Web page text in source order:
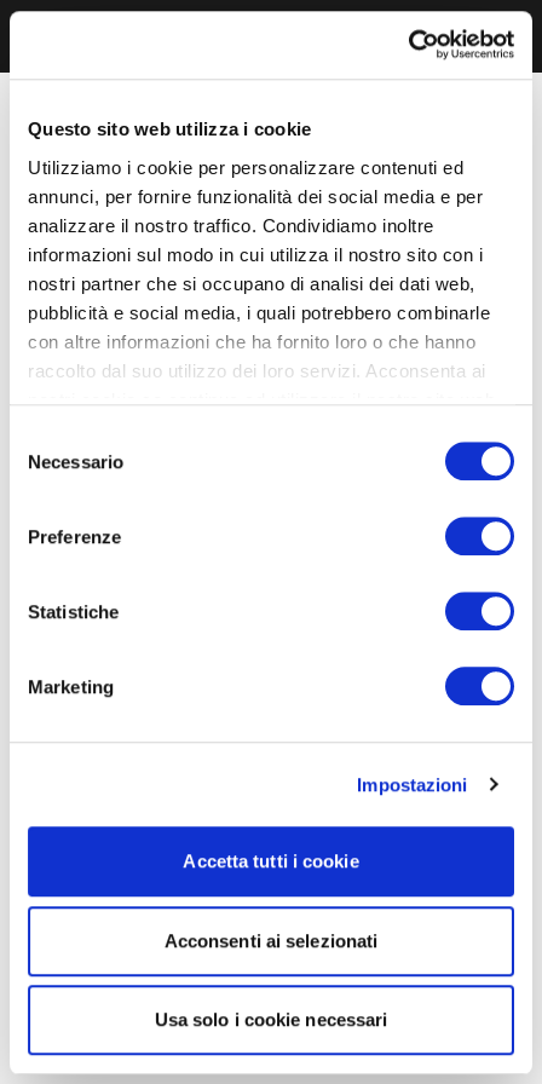
Questo sito web utilizza i cookie
Utilizziamo i cookie per personalizzare contenuti ed
annunci, per fornire funzionalità dei social media e per
analizzare il nostro traffico. Condividiamo inoltre
informazioni sul modo in cui utilizza il nostro sito con i
nostri partner che si occupano di analisi dei dati web,
pubblicità e social media, i quali potrebbero combinarle
con altre informazioni che ha fornito loro o che hanno
raccolto dal suo utilizzo dei loro servizi. Acconsenta ai
delNecessario
Preferenze
Statistiche
Marketing
Impostazioni
Accetta tutti i cookie
Acconsenti ai selezionati
Usa solo i cookie necessari